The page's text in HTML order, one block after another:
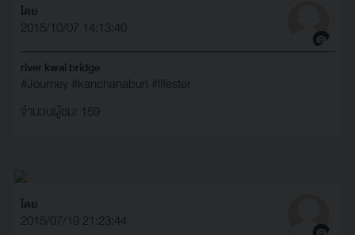
โดย
2015/10/07 14:13:40
river kwai bridge
#Journey #kanchanaburi #lifester
จำนวนผู้ชม: 159
โดย
2015/07/19 21:23:44